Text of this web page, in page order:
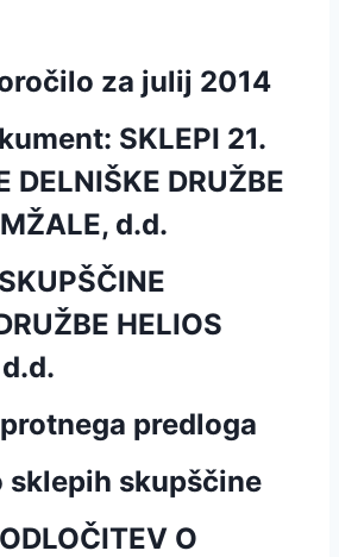
za julij 2014
SKLEPI 21.
DELNIŠKE DRUŽBE
d.d.
HELIOS
predloga
sklepih skupščine
O